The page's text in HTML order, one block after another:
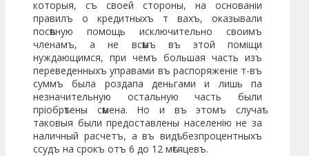
которыя, съ своей стороны, на основаніи
правилъ о кредитныхъ т вахъ, оказывали
посѣвную помощь исключительно сво­имъ
членамъ, а не всѣмъ въ этой поміщи
нуждающимся, при чемъ большая часть изъ
переведенныхъ управами въ распоряженіе т-въ
суммъ была роздапа деньгами и лишь па
незначительную остальную часть были
пріобрѣтены сѣмена. Но и въ этомъ случаѣ
таковыя были предоставлены населенію не за
наличный расчетъ, а въ видѣ безпроцентныхъ
ссудъ на срокъ отъ 6 до 12 мѣсяцевъ.